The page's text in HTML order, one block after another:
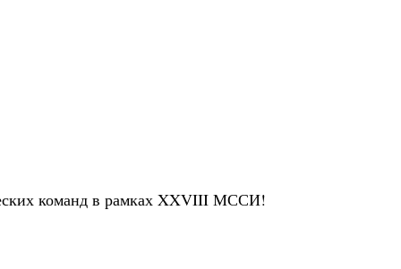
команд в рамках XXVIII МССИ​!